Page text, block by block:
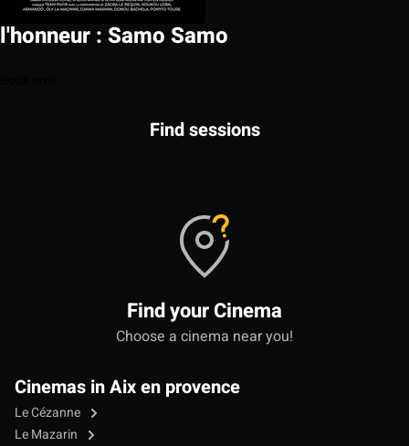
l'honneur : Samo Samo
Find sessions
Find your Cinema
Choose a cinema near you!
Cinemas in Aix en provence
Le Cézanne
Le Mazarin